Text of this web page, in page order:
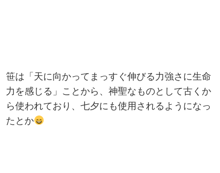
笹は「天に向かってまっすぐ伸びる力強さに生命
力を感じる」ことから、神聖なものとして古くか
ら使われており、七夕にも使用されるようになっ
たとか